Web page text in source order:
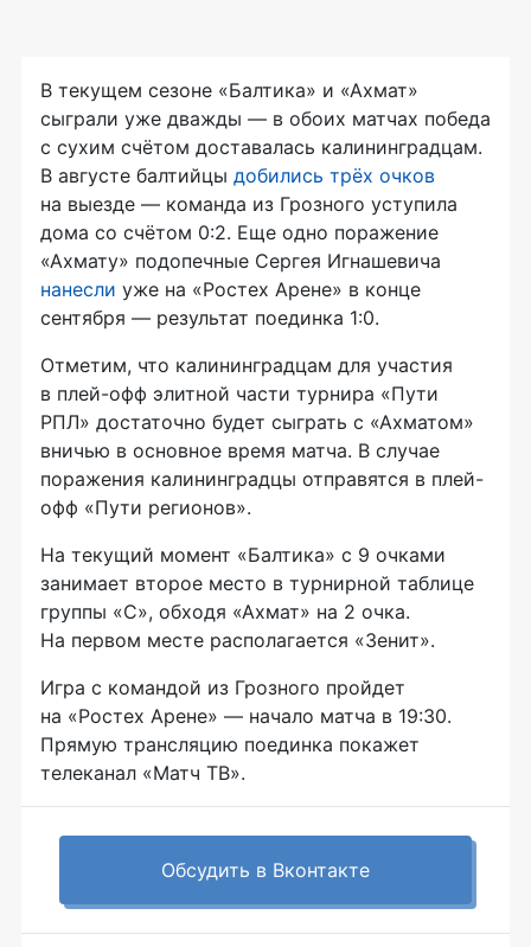
В текущем сезоне «Балтика» и «Ахмат»
сыграли уже дважды — в обоих матчах победа
с сухим счётом доставалась калининградцам.
В августе балтийцы добились трёх очков
на выезде — команда из Грозного уступила
дома со счётом 0:2. Еще одно поражение
«Ахмату» подопечные Сергея Игнашевича
нанесли уже на «Ростех Арене» в конце
сентября — результат поединка 1:0.
Отметим, что калининградцам для участия
в плей-офф элитной части турнира «Пути
РПЛ» достаточно будет сыграть с «Ахматом»
вничью в основное время матча. В случае
поражения калининградцы отправятся в плей-
офф «Пути регионов».
На текущий момент «Балтика» с 9 очками
занимает второе место в турнирной таблице
группы «С», обходя «Ахмат» на 2 очка.
На первом месте располагается «Зенит».
Игра с командой из Грозного пройдет
на «Ростех Арене» — начало матча в 19:30.
Прямую трансляцию поединка покажет
телеканал «Матч ТВ».
Обсудить в Вконтакте